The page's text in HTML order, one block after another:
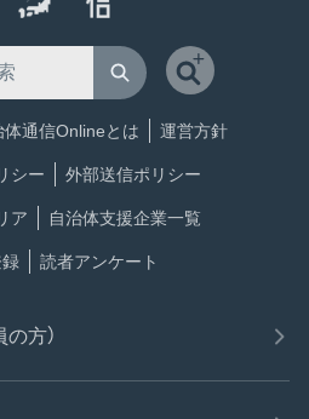
体通信Onlineとは 運営方針
シー 外部送信ポリシー
ア 自治体支援企業一覧
読者アンケート
方）